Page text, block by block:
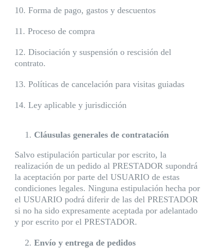
10. Forma de pago, gastos y descuentos
11. Proceso de compra
12. Disociación y suspensión o rescisión del
contrato.
13. Políticas de cancelación para visitas guiadas
14. Ley aplicable y jurisdicción
Cláusulas generales de contratación
Salvo estipulación particular por escrito, la
realización de un pedido al PRESTADOR supondrá
la aceptación por parte del USUARIO de estas
condiciones legales. Ninguna estipulación hecha por
el USUARIO podrá diferir de las del PRESTADOR
si no ha sido expresamente aceptada por adelantado
y por escrito por el PRESTADOR.
Envío y entrega de pedidos